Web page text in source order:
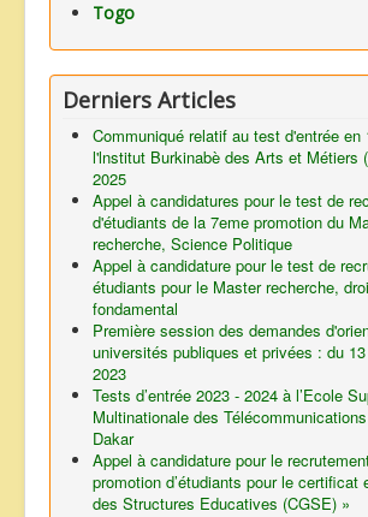
Togo
Derniers Articles
Communiqué relatif au test d'entrée en
l'lnstitut Burkinabè des Arts et Métiers
2025
Appel à candidatures pour le test de
d'étudiants de la 7eme promotion du
recherche, Science Politique
Appel à candidature pour le test de
étudiants pour le Master recherche,
fondamental
Première session des demandes
universités publiques et privées : du
2023
Tests d’entrée 2023 - 2024 à l’Ecole
Multinationale des
Dakar
Appel à candidature pour le
promotion d’étudiants pour le certificat
des Structures Educatives (CGSE) »